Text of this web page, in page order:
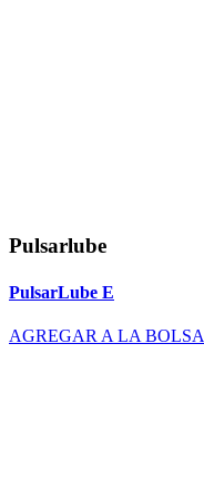
Pulsarlube
PulsarLube E
AGREGAR A LA BOLSA